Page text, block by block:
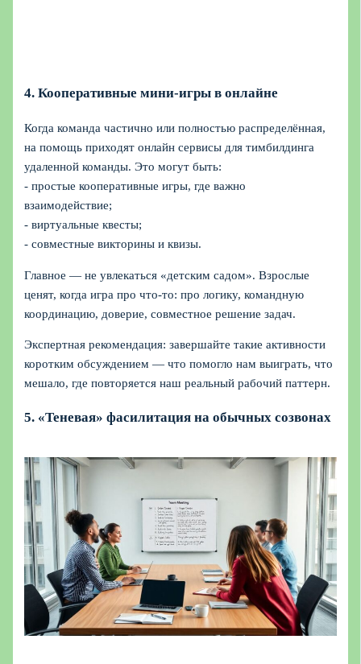
4. Кооперативные мини‑игры в онлайне
Когда команда частично или полностью распределённая,
на помощь приходят онлайн сервисы для тимбилдинга
удаленной команды. Это могут быть:
- простые кооперативные игры, где важно
взаимодействие;
- виртуальные квесты;
- совместные викторины и квизы.
Главное — не увлекаться «детским садом». Взрослые
ценят, когда игра про что‑то: про логику, командную
координацию, доверие, совместное решение задач.
Экспертная рекомендация: завершайте такие активности
коротким обсуждением — что помогло нам выиграть, что
мешало, где повторяется наш реальный рабочий паттерн.
5. «Теневая» фасилитация на обычных созвонах